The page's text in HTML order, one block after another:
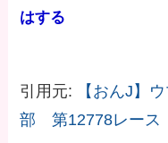
はする
引用元:
【おんJ】
部 第12778レース